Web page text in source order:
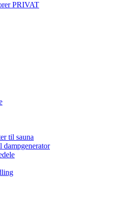
PRIVAT
til sauna
dampgenerator